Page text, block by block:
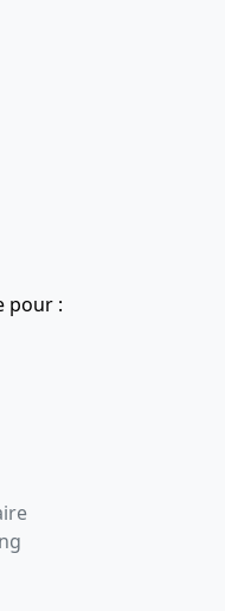
pour :